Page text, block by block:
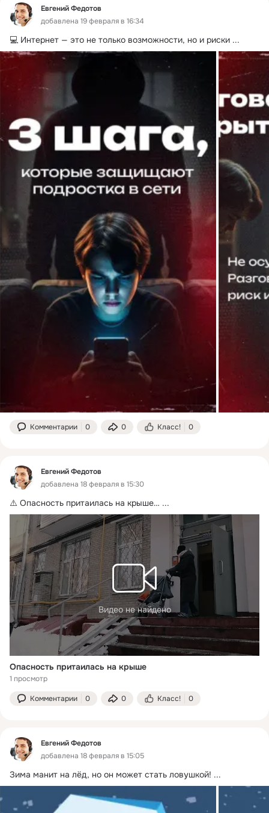
Евгений Федотов
добавлена 19 февраля в 16:34
💻 Интернет — это не только возможности, но и риски ...
Комментарии 0 0 Класс! 0
Евгений Федотов
добавлена 18 февраля в 15:30
⚠️ Опасность притаилась на крыше… ...
Видео не найдено
Опасность притаилась на крыше
1 просмотр
Комментарии 0 0 Класс! 0
Евгений Федотов
добавлена 18 февраля в 15:05
Зима манит на лёд, но он может стать ловушкой! ...